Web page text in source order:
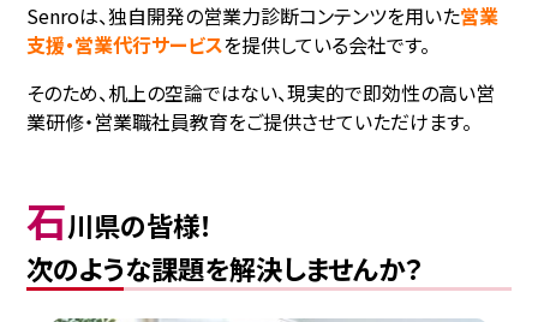
Senroは、独⾃開発の営業⼒診断コンテンツを用いた営業
支援・営業代行サービスを提供している会社です。
そのため、机上の空論ではない、現実的で即効性の高い営
業研修・営業職社員教育をご提供させていただけます。
石川県の皆様！
次のような課題を解決しませんか？